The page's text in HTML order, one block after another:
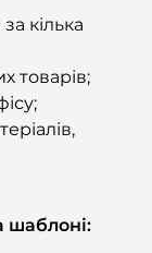
товарів;
та